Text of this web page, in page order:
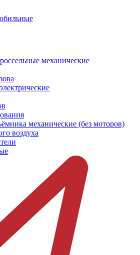
механические
механические (без моторов)
воздуха